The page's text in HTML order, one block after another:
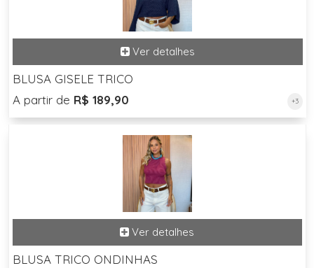
BLUSA GISELE TRICO
A partir de R$ 189,90 +3
BLUSA TRICO ONDINHAS